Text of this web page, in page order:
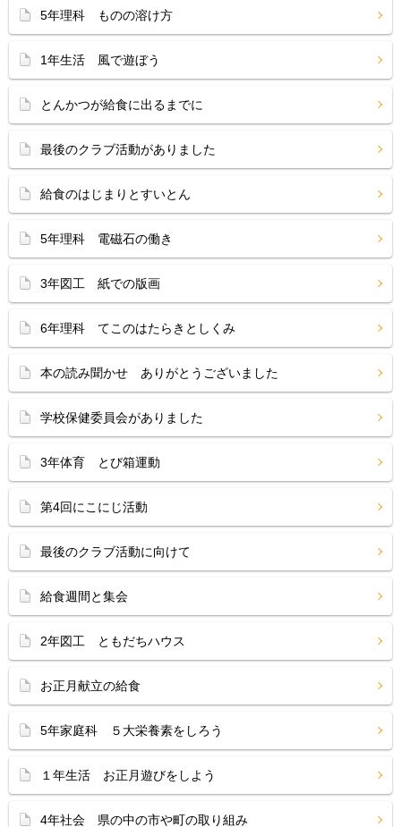
5年理科 ものの溶け方
1年生活 風で遊ぼう
とんかつが給食に出るまでに
最後のクラブ活動がありました
給食のはじまりとすいとん
5年理科 電磁石の働き
3年図工 紙での版画
6年理科 てこのはたらきとしくみ
本の読み聞かせ ありがとうございました
学校保健委員会がありました
3年体育 とび箱運動
第4回にこにじ活動
最後のクラブ活動に向けて
給食週間と集会
2年図工 ともだちハウス
お正月献立の給食
5年家庭科 ５大栄養素をしろう
１年生活 お正月遊びをしよう
4年社会 県の中の市や町の取り組み